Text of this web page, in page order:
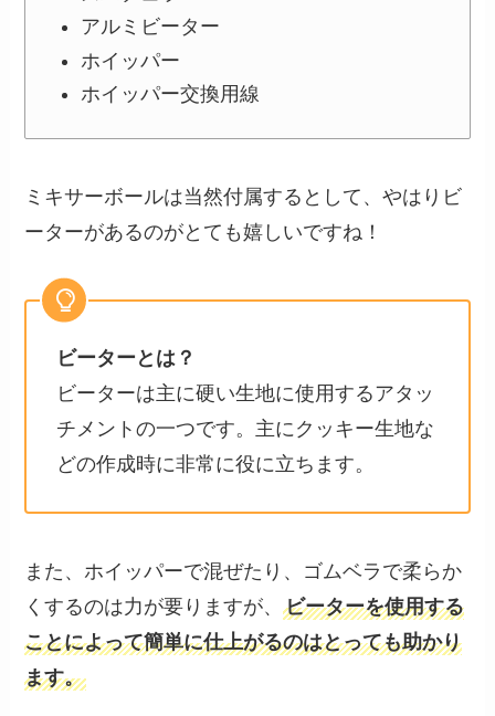
アルミビーター
ホイッパー
ホイッパー交換用線
ミキサーボールは当然付属するとして、やはりビ
ーターがあるのがとても嬉しいですね！
ビーターとは？
ビーターは主に硬い生地に使用するアタッ
チメントの一つです。主にクッキー生地な
どの作成時に非常に役に立ちます。
また、ホイッパーで混ぜたり、ゴムベラで柔らか
くするのは力が要りますが、ビーターを使用する
ことによって簡単に仕上がるのはとっても助かり
ます。